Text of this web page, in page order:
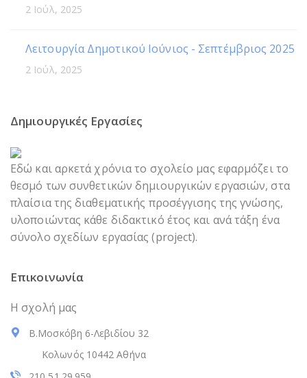
2 Ιούλ, 2025
Λειτουργία Δημοτικού Ιούνιος - Σεπτέμβριος 2025
2 Ιούλ, 2025
Δημιουργικές Εργασίες
Εδώ και αρκετά χρόνια το σχολείο μας εφαρμόζει το
θεσμό των συνθετικών δημιουργικών εργασιών, στα
πλαίσια της διαθεματικής προσέγγισης της γνώσης,
υλοποιώντας κάθε διδακτικό έτος και ανά τάξη ένα
σύνολο σχεδίων εργασίας (project).
Επικοινωνία
Η σχολή μας
Β.Μοσκόβη 6-Λεβιδίου 32
Κολωνός 10442 Αθήνα